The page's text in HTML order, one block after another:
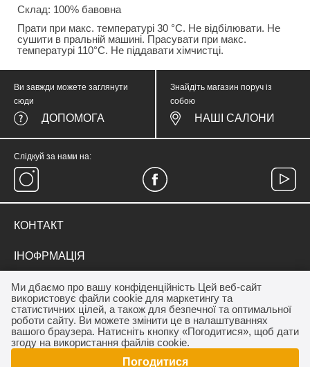
Склад: 100% бавовна
Прати при макс. температурі 30 °C. Не відбілювати. Не
сушити в пральній машині. Прасувати при макс.
температурі 110°C. Не піддавати хімчистці.
Ми дбаємо про вашу конфіденційність Цей веб-сайт
використовує файли cookie для маркетингу та
статистичних цілей, а також для безпечної та оптимальної
роботи сайту. Ви можете змінити це в налаштуваннях
вашого браузера. Натисніть кнопку «Погодитися», щоб дати
згоду на використання файлів cookie.
Погодитися
Ви завжди можете заглянути
сюди
ДОПОМОГА
Знайдіть магазин поруч із
собою
НАШІ САЛОНИ
Слідкуй за нами на:
КОНТАКТ
medicinewear@gmail.com
ІНОФРМАЦІЯ
Контакт
Франшиза салону MEDICINE
ДЛЯ КЛІЄНТА
Акції
Програма лояльності
Дропшиппінг
ОПЛАТА / ДОСТАВКА
Як купити
Договір публічної оферти